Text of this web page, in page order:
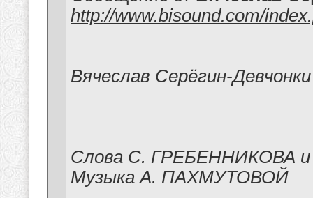
http://www.bisound.com/
Вячеслав Серёгин-
Слова С. ГРЕБЕННИКОВА
Музыка А. ПАХМУТОВОЙ